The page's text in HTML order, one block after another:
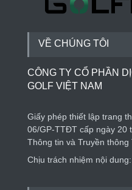
VỀ CHÚNG TÔI
CÔNG TY CỔ PHẦN
GOLF VIỆT NAM
Giấy phép thiết lập trang
06/GP-TTĐT cấp ngày 20
Thông tin và Truyền thông
Chịu trách nhiệm nội